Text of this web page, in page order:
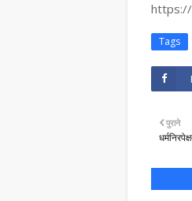
https://
Tags
पुराने